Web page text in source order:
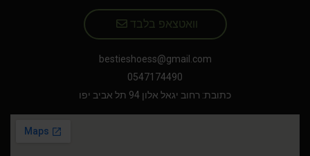
וואטצאפ בלבד
bestieshoess@gmail.com
0547174490
כתובת: רחוב יגאל אלון 94 תל אביב יפו